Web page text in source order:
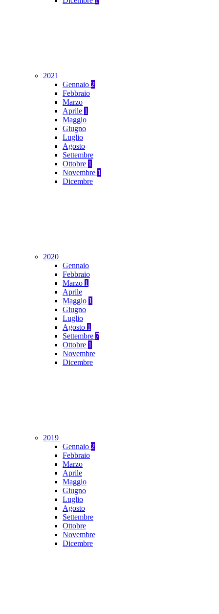
2021
Gennaio 2
Febbraio
Marzo
Aprile 1
Maggio
Giugno
Luglio
Agosto
Settembre
Ottobre 1
Novembre 1
Dicembre
2020
Gennaio
Febbraio
Marzo 1
Aprile
Maggio 1
Giugno
Luglio
Agosto 1
Settembre 7
Ottobre 1
Novembre
Dicembre
2019
Gennaio 2
Febbraio
Marzo
Aprile
Maggio
Giugno
Luglio
Agosto
Settembre
Ottobre
Novembre
Dicembre